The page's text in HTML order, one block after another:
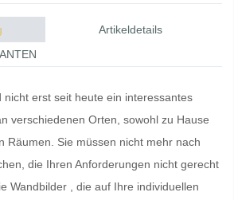
Artikeldetails
nicht erst seit heute ein interessantes
verschiedenen Orten, sowohl zu Hause
Räumen. Sie müssen nicht mehr nach
die Ihren Anforderungen nicht gerecht
Wandbilder , die auf Ihre individuellen